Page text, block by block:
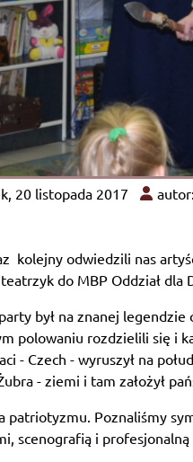
20 listopada 2017
kolejny odwiedzili nas
do MBP Oddział dla
był na znanej
polowaniu rozdzielili się i
- Czech - wyruszył na
- ziemi i tam założył
patriotyzmu. Poznaliśmy
scenografią i